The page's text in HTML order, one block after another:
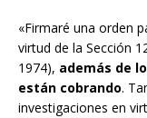
«Firmaré una orden
virtud de la Sección
1974), además de
están cobrando.
investigaciones en